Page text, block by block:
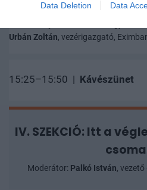
Data Deletion Data
Kozma András, vezérigazgató,
Urbán Zoltán, vezérigazgató,
15:25–15:50 | Kávészünet
IV. SZEKCIÓ: Itt a
Moderátor: Palkó István,